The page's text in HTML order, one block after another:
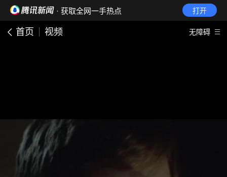
· 获取全网一手热点 打开
首页 视频 无障碍